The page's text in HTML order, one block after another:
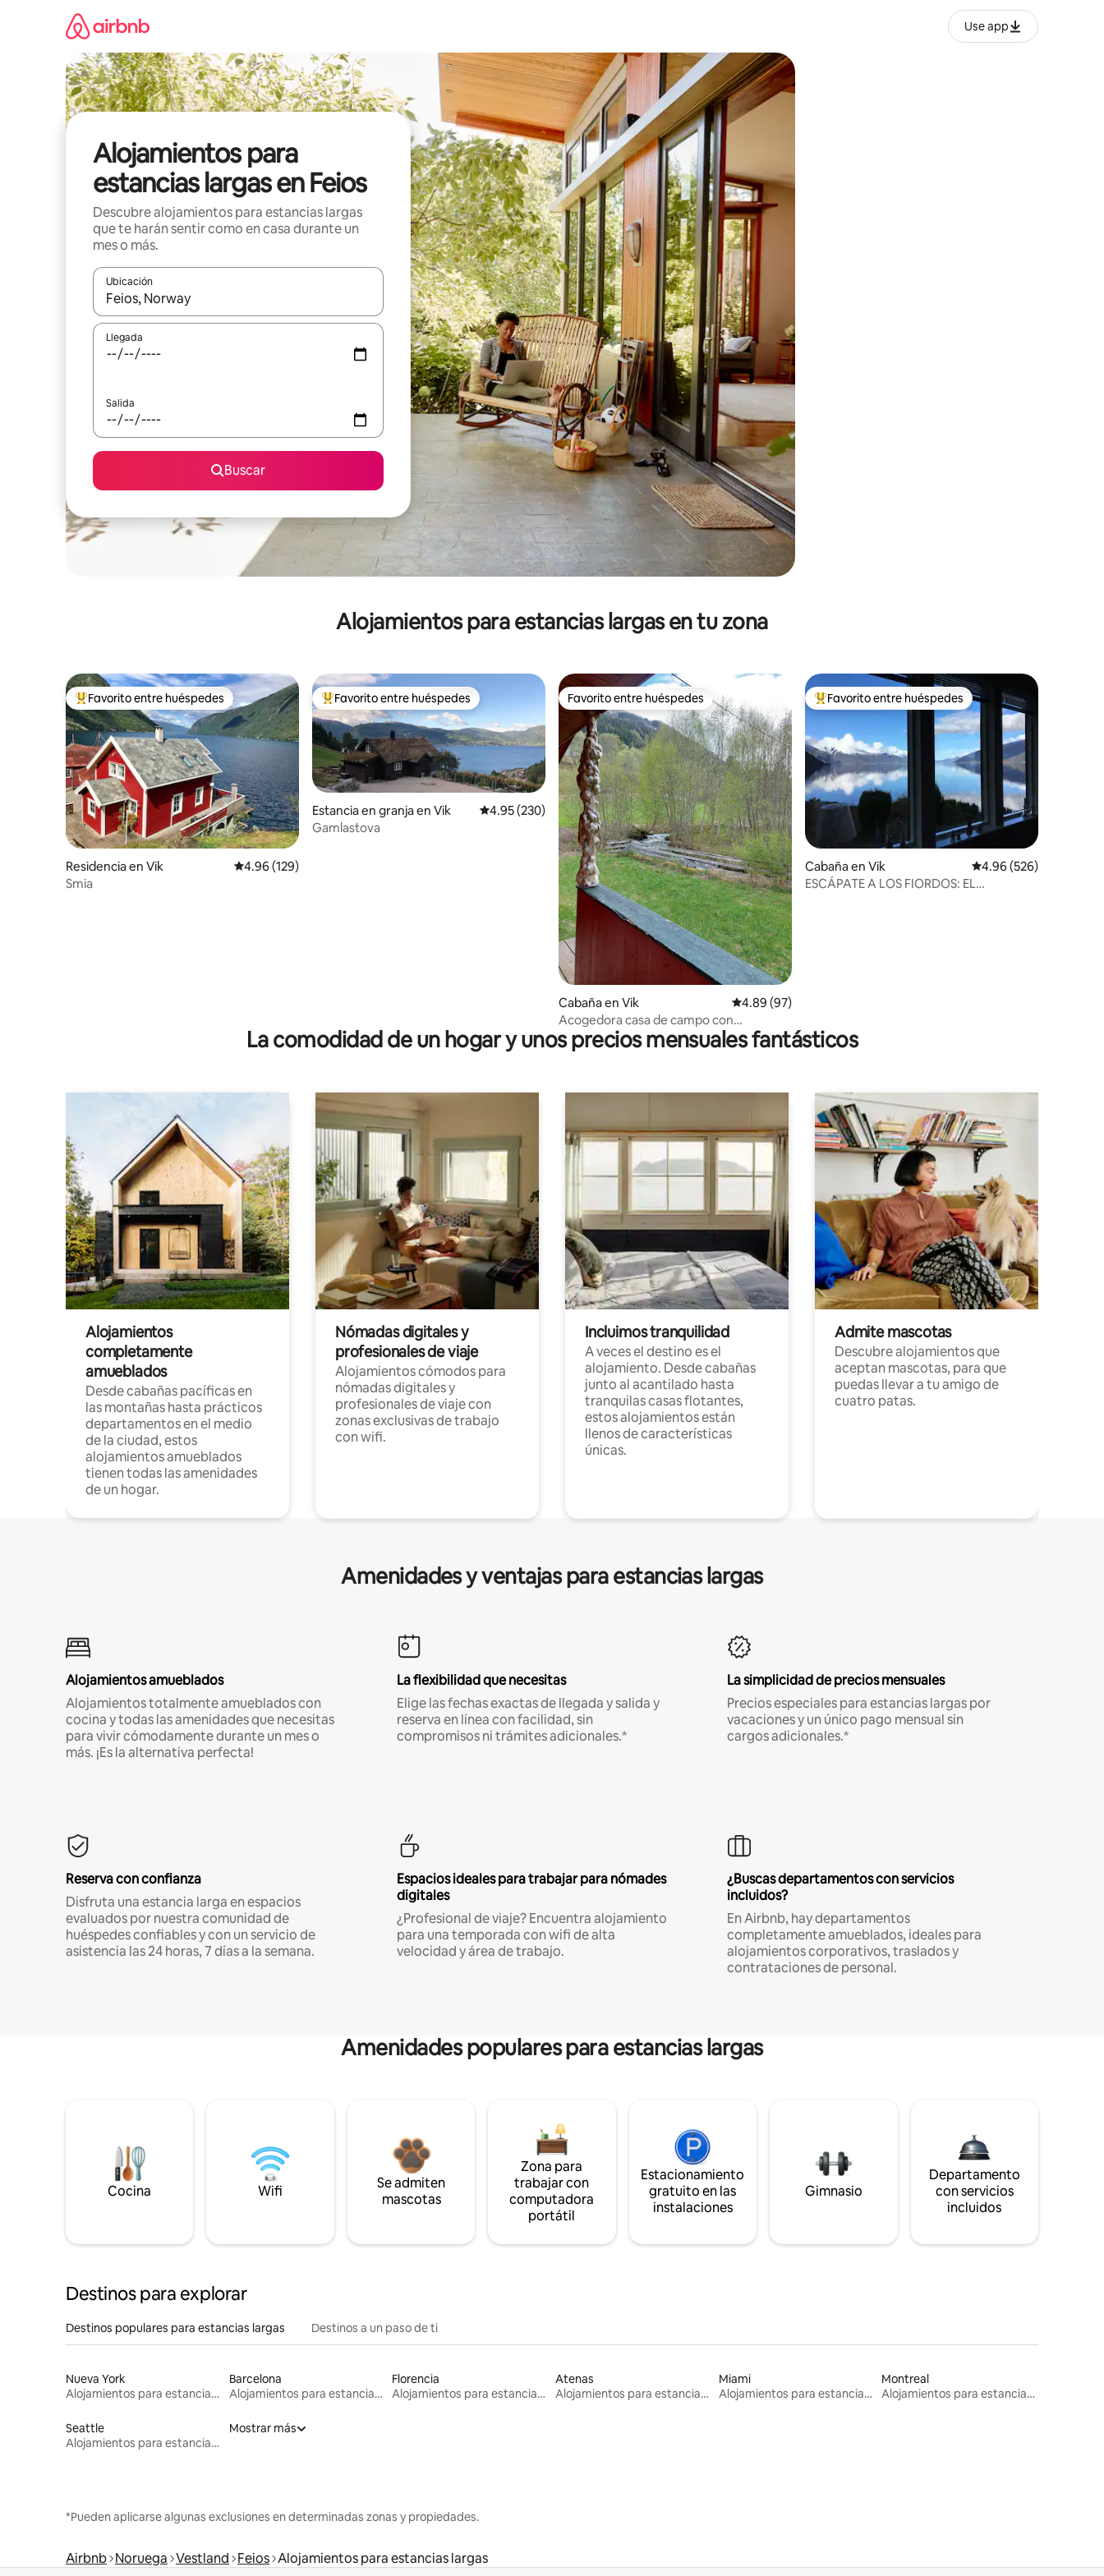
Use app
Alojamientos para
estancias largas en Feios
Descubre alojamientos para estancias largas
que te harán sentir como en casa durante un
mes o más.
Ubicación
Cuando los resultados estén disponibles, podrás navegar usando las teclas de las flechas hacia arriba y hacia abajo, o bien tocando y deslizando la pantalla.
Llegada
Salida
Buscar
Alojamientos para estancias largas en tu zona
De los mejores en Favorito entre huéspedes
Favorito entre huéspedes
Residencia en Vik Calificación promedio: 4.96 de 5; 129 evaluaciones
4.96 (129)
Smia
De los mejores en Favorito entre huéspedes
Favorito entre huéspedes
Estancia en granja en Vik Calificación promedio: 4.95 de 5; 230 evaluaciones
4.95 (230)
Gamlastova
Favorito entre huéspedes
Favorito entre huéspedes
Cabaña en Vik Calificación promedio: 4.89 de 5; 97 evaluaciones
4.89 (97)
Acogedora casa de campo con
chimenea interior
De los mejores en Favorito entre huéspedes
Favorito entre huéspedes
Cabaña en Vik Calificación promedio:
4.96 (526)
ESCÁPATE A LOS FIORDOS: EL
La comodidad de un hogar y unos precios mensuales fantásticos
Alojamientos
completamente
amueblados
Desde cabañas pacíficas en
las montañas hasta prácticos
departamentos en el medio
de la ciudad, estos
alojamientos amueblados
tienen todas las amenidades
de un hogar.
Nómadas digitales y
profesionales de viaje
Alojamientos cómodos para
nómadas digitales y
profesionales de viaje con
zonas exclusivas de trabajo
con wifi.
Incluimos tranquilidad
A veces el destino es el
alojamiento. Desde cabañas
junto al acantilado hasta
tranquilas casas flotantes,
estos alojamientos están
llenos de características
únicas.
Admite mascotas
Descubre alojamientos que
aceptan mascotas, para que
puedas llevar a tu amigo de
cuatro patas.
Amenidades y ventajas para estancias largas
Alojamientos amueblados
Alojamientos totalmente amueblados con
cocina y todas las amenidades que necesitas
para vivir cómodamente durante un mes o
más. ¡Es la alternativa perfecta!
La flexibilidad que necesitas
Elige las fechas exactas de llegada y salida y
reserva en línea con facilidad, sin
compromisos ni trámites adicionales.*
La simplicidad de precios mensuales
Precios especiales para estancias largas por
vacaciones y un único pago mensual sin
cargos adicionales.*
Reserva con confianza
Disfruta una estancia larga en espacios
evaluados por nuestra comunidad de
huéspedes confiables y con un servicio de
asistencia las 24 horas, 7 días a la semana.
Espacios ideales para trabajar para nómades
digitales
¿Profesional de viaje? Encuentra alojamiento
para una temporada con wifi de alta
velocidad y área de trabajo.
¿Buscas departamentos con servicios
incluidos?
En Airbnb, hay departamentos
completamente amueblados, ideales para
alojamientos corporativos, traslados y
contrataciones de personal.
Amenidades populares para estancias largas
Cocina Wifi
Se admiten
mascotas
Zona para
trabajar con
computadora
portátil
Estacionamiento
gratuito en las
instalaciones
Gimnasio
Departamento
con servicios
incluidos
Destinos para explorar
Destinos populares para estancias largas Destinos a un paso de ti
Nueva York
Alojamientos para estancias largas
Barcelona
Alojamientos para estancias largas
Florencia
Alojamientos para estancias largas
Atenas
Alojamientos para estancias largas
Miami
Alojamientos para estancias largas
Montreal
Alojamientos para estancias largas
Seattle
Alojamientos para estancias largas
Mostrar más
*Pueden aplicarse algunas exclusiones en determinadas zonas y propiedades.
Airbnb Noruega Vestland Feios Alojamientos para estancias largas